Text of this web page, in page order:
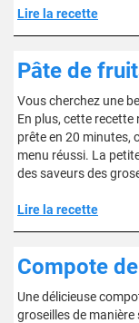
Lire la recette
Pâte de
Vous cherchez une
En plus, cette
prête en 20 minutes,
menu réussi. La
des saveurs des
Lire la recette
Compote
Une délicieuse
groseilles de